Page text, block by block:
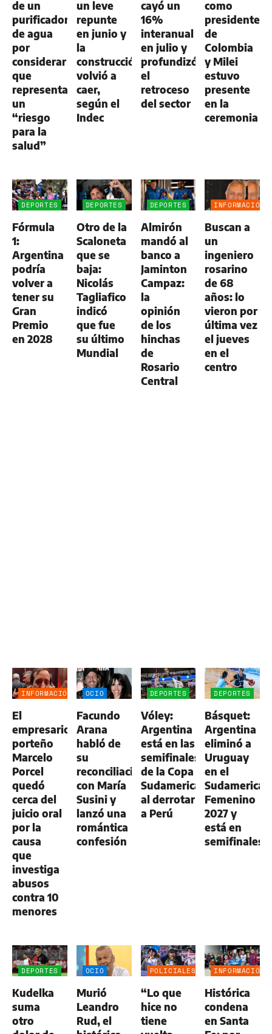
de un
purificador
de agua
por
considerar
que
representa
un
“riesgo
para la
salud”
un leve
repunte
en junio y
la
construcción
volvió a
caer,
según el
Indec
cayó un
16%
interanual
en julio y
profundizó
el
retroceso
del sector
como
presidente
de
Colombia
y Milei
estuvo
presente
en la
ceremonia
DEPORTES
Fórmula
1:
Argentina
podría
volver a
tener su
Gran
Premio
en 2028
DEPORTES
Otro de la
Scaloneta
que se
baja:
Nicolás
Tagliafico
indicó
que fue
su último
Mundial
DEPORTES
Almirón
mandó al
banco a
Jaminton
Campaz:
la
opinión
de los
hinchas
de
Rosario
Central
INFORMACIÓN
Buscan a
un
ingeniero
rosarino
de 68
años: lo
vieron por
última vez
el jueves
en el
centro
INFORMACIÓN
El
empresario
porteño
Marcelo
Porcel
quedó
cerca del
juicio oral
por la
causa
que
investiga
abusos
contra 10
menores
OCIO
Facundo
Arana
habló de
su
reconciliación
con María
Susini y
lanzó una
romántica
confesión
DEPORTES
Vóley:
Argentina
está en las
semifinales
de la Copa
Sudamericana
al derrotar
a Perú
DEPORTES
Básquet:
Argentina
eliminó a
Uruguay
en el
Femenino
2027 y
está en
semifinales
DEPORTES
Kudelka
suma
otro
OCIO
Murió
Leandro
Rud, el
POLICIALES
“Lo que
hice no
tiene
INFORMACIÓN
Histórica
condena
en Santa